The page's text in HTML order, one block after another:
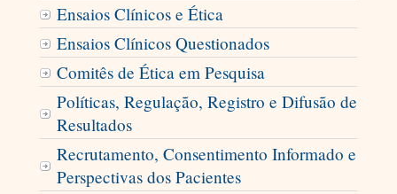
Ensaios Clínicos e Ética
Ensaios Clínicos Questionados
Comitês de Ética em Pesquisa
Políticas, Regulação, Registro e Difusão de
Resultados
Recrutamento, Consentimento Informado e
Perspectivas dos Pacientes